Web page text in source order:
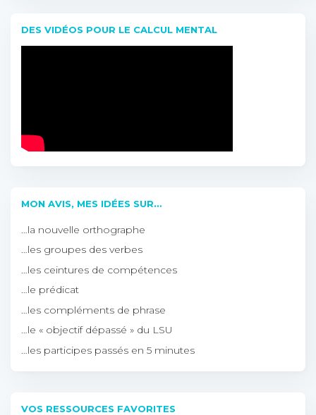
DES VIDÉOS POUR LE CALCUL MENTAL
MON AVIS, MES IDÉES SUR…
…la nouvelle orthographe
…les groupes des verbes
…les ceintures de compétences
…le prédicat
…les compléments de phrase
…le « objectif dépassé » du LSU
…les participes passés en 5 minutes
VOS RESSOURCES FAVORITES